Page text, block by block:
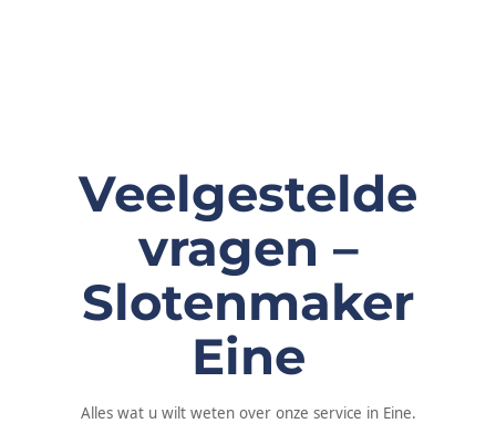
Veelgestelde
vragen –
Slotenmaker
Eine
Alles wat u wilt weten over onze service in Eine.